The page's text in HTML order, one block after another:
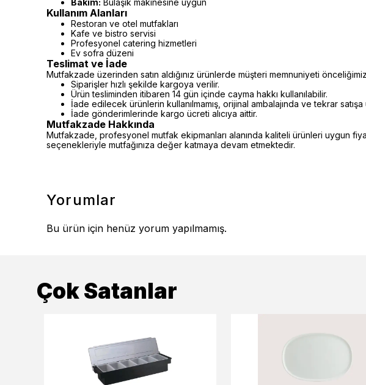
Bakım: Bulaşık makinesine uygun
Kullanım Alanları
Restoran ve otel mutfakları
Kafe ve bistro servisi
Profesyonel catering hizmetleri
Ev sofra düzeni
Teslimat ve İade
Mutfakzade üzerinden satın aldığınız ürünlerde müşteri memnuniyeti
Siparişler hızlı şekilde kargoya verilir.
Ürün tesliminden itibaren 14 gün içinde cayma hakkı kullanılabilir.
İade edilecek ürünlerin kullanılmamış, orijinal ambalajında ve tekrar
İade gönderimlerinde kargo ücreti alıcıya aittir.
Mutfakzade Hakkında
Mutfakzade, profesyonel mutfak ekipmanları alanında kaliteli ürünleri uygun
seçenekleriyle mutfağınıza değer katmaya devam etmektedir.
Yorumlar
Bu ürün için henüz yorum yapılmamış.
Çok Satanlar